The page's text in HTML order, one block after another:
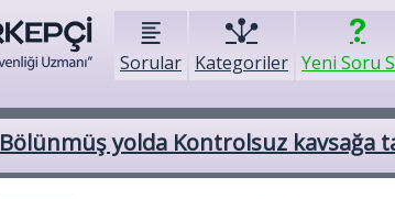
Sorular Kategoriler Yeni Soru
Bölünmüş yolda Kontrolsuz kavsağa